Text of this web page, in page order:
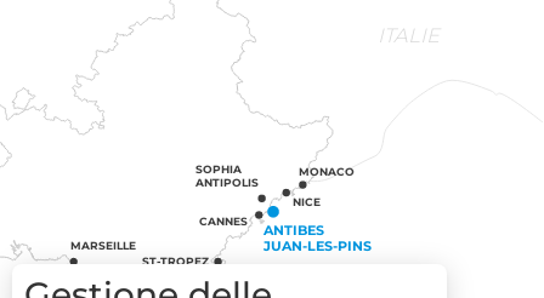
ITALIE
ST-TROPEZ
MARSEILLE
CANNES
ANTIBES
JUAN-LES-PINS
SOPHIA
ANTIPOLIS
NICE
MONACO